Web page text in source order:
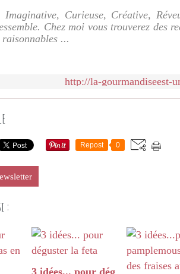
Imaginative, Curieuse, Créative,
Chez moi vous trouverez des
...
http://la-gourmandiseest-
Repost 0
: